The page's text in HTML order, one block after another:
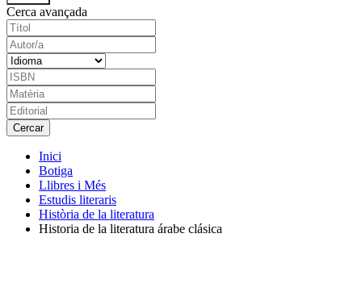
Cerca avançada
Inici
Botiga
Llibres i Més
Estudis literaris
Història de la literatura
Historia de la literatura árabe clásica